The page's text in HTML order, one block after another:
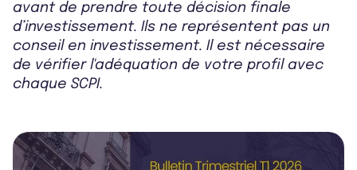
avant de prendre toute décision finale
d’investissement. Ils ne représentent pas un
conseil en investissement. Il est nécessaire
de vérifier l'adéquation de votre profil avec
chaque SCPI.